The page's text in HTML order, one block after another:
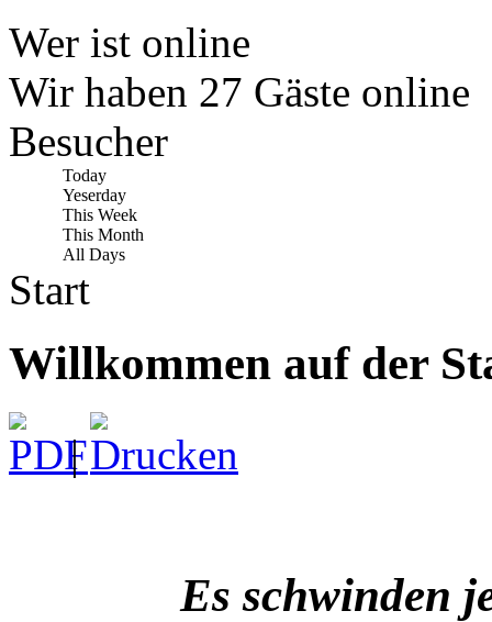
Wer ist online
Wir haben 27 Gäste online
Besucher
Today
Yeserday
This Week
This Month
All Days
Start
Willkommen auf der
|
Es schwinden